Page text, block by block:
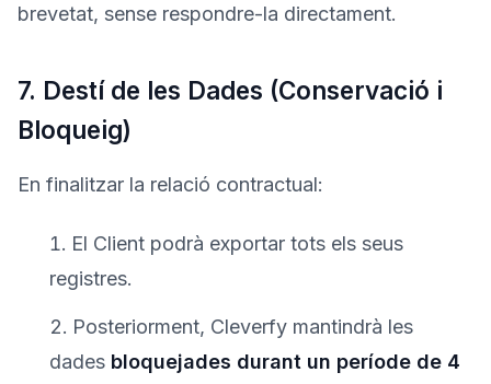
brevetat, sense respondre-la directament.
7. Destí de les Dades (Conservació i
Bloqueig)
En finalitzar la relació contractual:
El Client podrà exportar tots els seus
registres.
Posteriorment, Cleverfy mantindrà les
dades bloquejades durant un període de 4